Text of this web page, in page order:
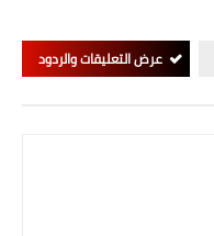
عرض التعليقات والردود